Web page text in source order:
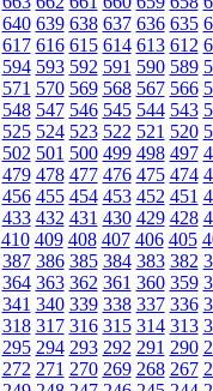
640 639 638 637 636 635
617 616 615 614 613 612
594 593 592 591 590 589
571 570 569 568 567 566
548 547 546 545 544 543
525 524 523 522 521 520
502 501 500 499 498 497
479 478 477 476 475 474
456 455 454 453 452 451
433 432 431 430 429 428
410 409 408 407 406 405
387 386 385 384 383 382
364 363 362 361 360 359
341 340 339 338 337 336
318 317 316 315 314 313
295 294 293 292 291 290
272 271 270 269 268 267